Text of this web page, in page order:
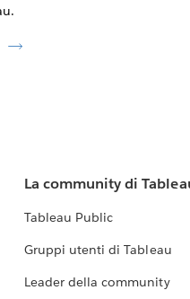
La community di
Tableau Public
Gruppi utenti di Tableau
Leader della community